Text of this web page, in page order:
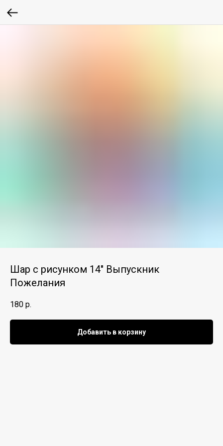
Шар с рисунком 14" Выпускник
Пожелания
180 р.
Добавить в корзину